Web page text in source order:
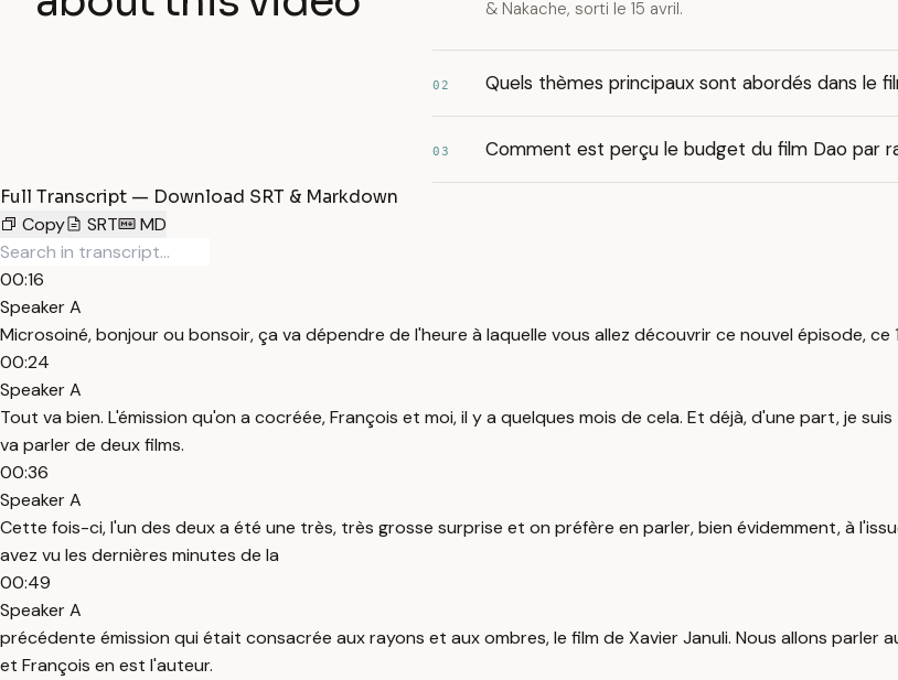
& Nakache, sorti le 15 avril.
02 Quels thèmes principaux sont abordés dans le
03 Comment est perçu le budget du film Dao par
Full Transcript — Download SRT & Markdown
Copy
SRT MD
00:16
Speaker A
Microsoiné, bonjour ou bonsoir, ça va dépendre de l'heure à laquelle vous allez découvrir ce nouvel épisode, ce
00:24
Speaker A
Tout va bien. L'émission qu'on a cocréée, François et moi, il y a quelques mois de cela. Et déjà, d'une part, je
va parler de deux films.
00:36
Speaker A
Cette fois-ci, l'un des deux a été une très, très grosse surprise et on préfère en parler, bien évidemment, à
avez vu les dernières minutes de la
00:49
Speaker A
précédente émission qui était consacrée aux rayons et aux ombres, le film de Xavier Januli. Nous allons parler
et François en est l'auteur.